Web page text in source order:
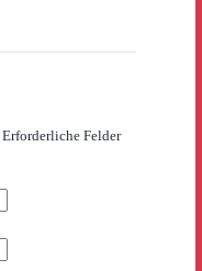
Erforderliche Felder